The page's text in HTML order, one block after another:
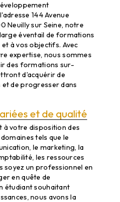
144 Avenue
Neuilly sur Seine, notre
éventail de formations
à vos objectifs. Avec
expertise, nous sommes
des formations sur-
d'acquérir de
de progresser dans
et de qualité
à votre disposition des
tels que le
le marketing, la
les ressources
soyez un professionnel en
en quête de
étudiant souhaitant
nous avons la